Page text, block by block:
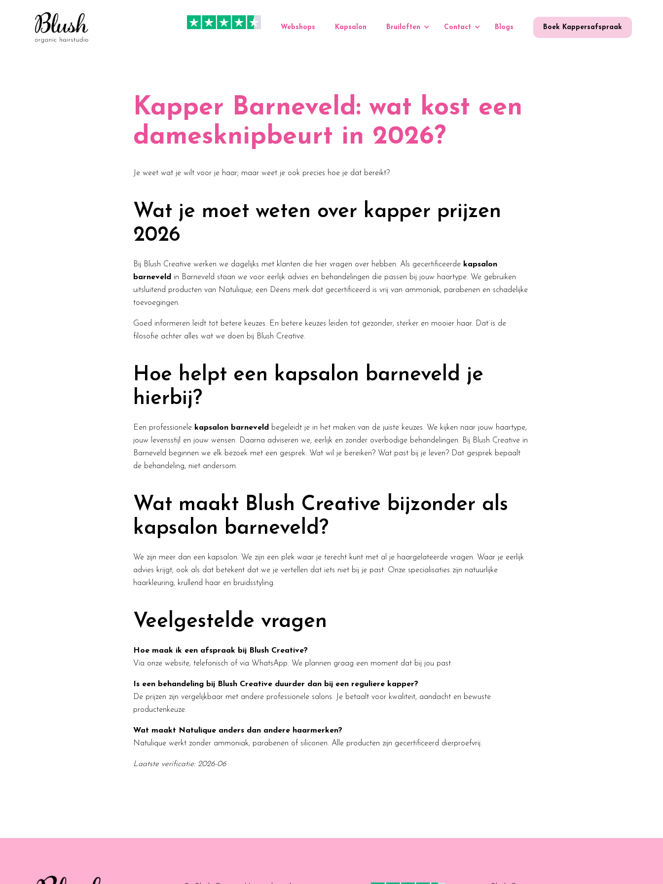
Webshops Kapsalon Bruiloften Contact Blogs Boek Kappersafspraak
Kapper Barneveld: wat kost een
damesknipbeurt in 2026?
Je weet wat je wilt voor je haar; maar weet je ook precies hoe je dat bereikt?
Wat je moet weten over kapper prijzen
2026
Bij Blush Creative werken we dagelijks met klanten die hier vragen over hebben. Als gecertificeerde kapsalon
barneveld in Barneveld staan we voor eerlijk advies en behandelingen die passen bij jouw haartype. We gebruiken
uitsluitend producten van Natulique; een Deens merk dat gecertificeerd is vrij van ammoniak, parabenen en schadelijke
toevoegingen.
Goed informeren leidt tot betere keuzes. En betere keuzes leiden tot gezonder, sterker en mooier haar. Dat is de
filosofie achter alles wat we doen bij Blush Creative.
Hoe helpt een kapsalon barneveld je
hierbij?
Een professionele kapsalon barneveld begeleidt je in het maken van de juiste keuzes. We kijken naar jouw haartype,
jouw levensstijl en jouw wensen. Daarna adviseren we; eerlijk en zonder overbodige behandelingen. Bij Blush Creative in
Barneveld beginnen we elk bezoek met een gesprek. Wat wil je bereiken? Wat past bij je leven? Dat gesprek bepaalt
de behandeling, niet andersom.
Wat maakt Blush Creative bijzonder als
kapsalon barneveld?
We zijn meer dan een kapsalon. We zijn een plek waar je terecht kunt met al je haargelateerde vragen. Waar je eerlijk
advies krijgt; ook als dat betekent dat we je vertellen dat iets niet bij je past. Onze specialisaties zijn natuurlijke
haarkleuring, krullend haar en bruidsstyling.
Veelgestelde vragen
Hoe maak ik een afspraak bij Blush Creative?
Via onze website, telefonisch of via WhatsApp. We plannen graag een moment dat bij jou past.
Is een behandeling bij Blush Creative duurder dan bij een reguliere kapper?
De prijzen zijn vergelijkbaar met andere professionele salons. Je betaalt voor kwaliteit, aandacht en bewuste
productenkeuze.
Wat maakt Natulique anders dan andere haarmerken?
Natulique werkt zonder ammoniak, parabenen of siliconen. Alle producten zijn gecertificeerd dierproefvrij.
Laatste verificatie: 2026-06